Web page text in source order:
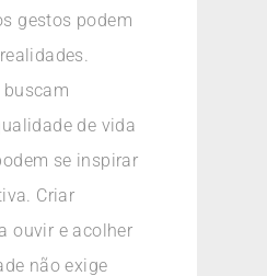
gestos podem
buscam
de vida
se inspirar
Criar
ouvir e acolher
não exige